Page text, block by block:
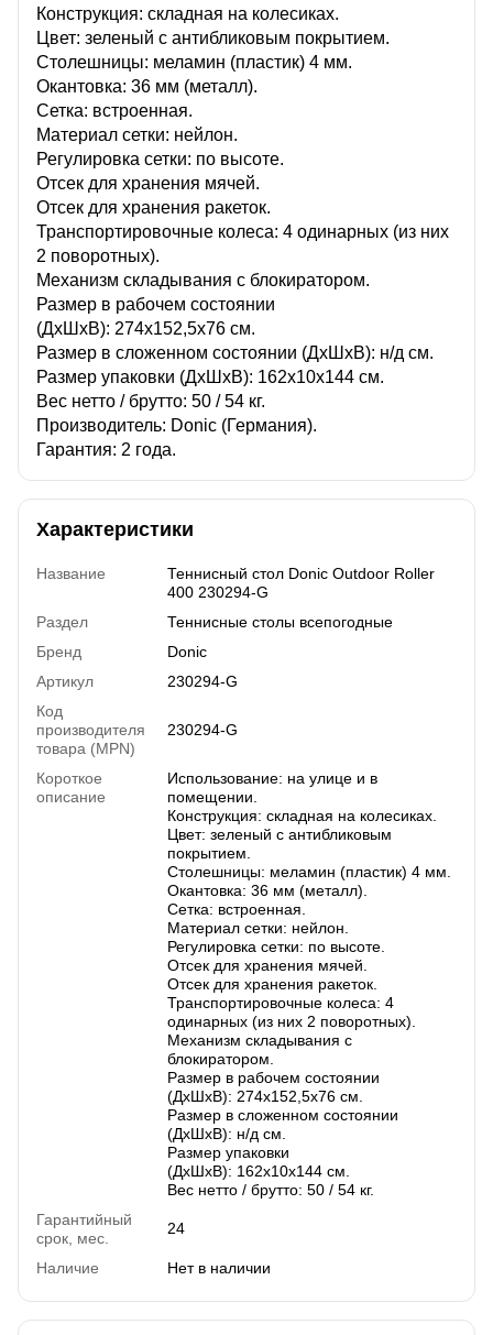
Конструкция: складная на колесиках.
Цвет: зеленый с антибликовым покрытием.
Столешницы: меламин (пластик) 4 мм.
Окантовка: 36 мм (металл).
Сетка: встроенная.
Материал сетки: нейлон.
Регулировка сетки: по высоте.
Отсек для хранения мячей.
Отсек для хранения ракеток.
Транспортировочные колеса: 4 одинарных (из них
2 поворотных).
Механизм складывания с блокиратором.
Размер в рабочем состоянии
(ДхШхВ): 274х152,5х76 см.
Размер в сложенном состоянии (ДхШхВ): н/д см.
Размер упаковки (ДхШхВ): 162х10х144 см.
Вес нетто / брутто: 50 / 54 кг.
Производитель: Donic (Германия).
Гарантия: 2 года.
Характеристики
Название
Теннисный стол Donic Outdoor Roller
400 230294-G
Раздел
Теннисные столы всепогодные
Бренд
Donic
Артикул
230294-G
Код
производителя
товара (MPN)
230294-G
Короткое
описание
Использование: на улице и в
помещении.
Конструкция: складная на колесиках.
Цвет: зеленый с антибликовым
покрытием.
Столешницы: меламин (пластик) 4 мм.
Окантовка: 36 мм (металл).
Сетка: встроенная.
Материал сетки: нейлон.
Регулировка сетки: по высоте.
Отсек для хранения мячей.
Отсек для хранения ракеток.
Транспортировочные колеса: 4
одинарных (из них 2 поворотных).
Механизм складывания с
блокиратором.
Размер в рабочем состоянии
(ДхШхВ): 274х152,5х76 см.
Размер в сложенном состоянии
(ДхШхВ): н/д см.
Размер упаковки
(ДхШхВ): 162х10х144 см.
Вес нетто / брутто: 50 / 54 кг.
Гарантийный
срок, мес.
24
Наличие Нет в наличии